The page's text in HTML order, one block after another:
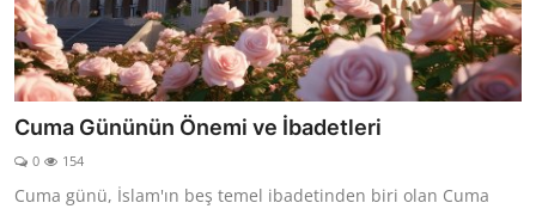
Cuma Gününün Önemi ve İbadetleri
0 154
Cuma günü, İslam'ın beş temel ibadetinden biri olan Cuma